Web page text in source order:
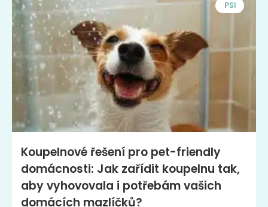
PSI
Koupelnové řešení pro pet-friendly
domácnosti: Jak zařídit koupelnu tak,
aby vyhovovala i potřebám vašich
domácích mazlíčků?